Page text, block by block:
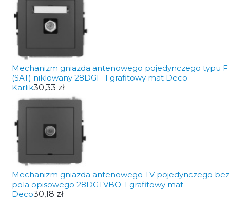
Mechanizm gniazda antenowego pojedynczego typu F
(SAT) niklowany 28DGF-1 grafitowy mat Deco
Karlik30,33 zł
Mechanizm gniazda antenowego TV pojedynczego bez
pola opisowego 28DGTVBO-1 grafitowy mat
Deco30,18 zł